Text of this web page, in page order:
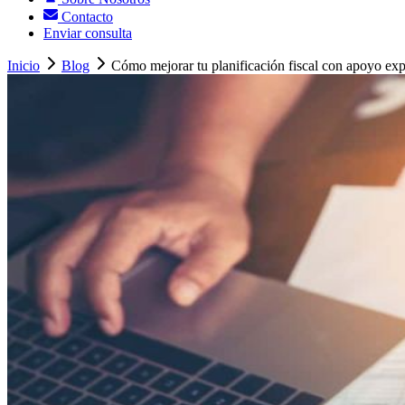
Contacto
Enviar consulta
Inicio Blog Cómo mejorar tu planificación fiscal con apoyo